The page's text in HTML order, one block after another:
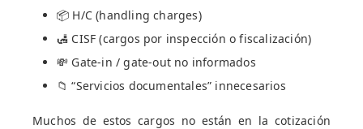
📦 H/C (handling charges)
🛃 CISF (cargos por inspección o fiscalización)
💸 Gate-in / gate-out no informados
📁 “Servicios documentales” innecesarios
Muchos de estos cargos no están en la cotización